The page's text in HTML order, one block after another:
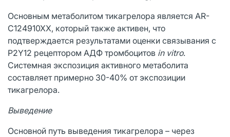
Основным метаболитом тикагрелора является AR-
C124910XX, который также активен, что
подтверждается результатами оценки связывания с
P2Y12 рецептором АДФ тромбоцитов in vitro.
Системная экспозиция активного метаболита
составляет примерно 30-40% от экспозиции
тикагрелора.
Выведение
Основной путь выведения тикагрелора – через